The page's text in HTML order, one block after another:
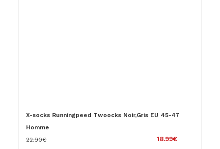
X-socks Runningpeed Twoocks Noir,Gris EU 45-47
Homme
18.99€
22.90€